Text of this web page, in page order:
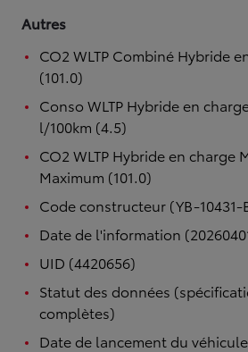
Autres
CO2 WLTP Combiné Hybride
(101.0)
Conso WLTP Hybride en
l/100km (4.5)
CO2 WLTP Hybride en charge
Maximum (101.0)
Code constructeur (YB-10431-
Date de l'information
UID (4420656)
Statut des données
complètes)
Date de lancement du